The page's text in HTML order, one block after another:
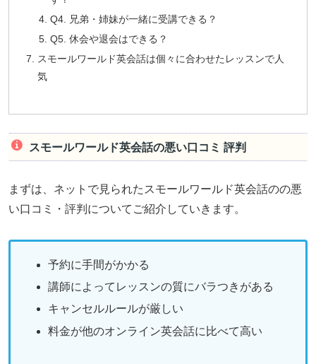
Q4. 兄弟・姉妹が一緒に受講できる？
Q5. 休会や退会はできる？
スモールワールド英会話は個々に合わせたレッスンで人
気
スモールワールド英会話の悪い口コミ 評判
まずは、ネットで見られたスモールワールド英会話のの悪
い口コミ・評判についてご紹介していきます。
予約に手間がかかる
講師によってレッスンの質にバラつきがある
キャンセルルールが厳しい
料金が他のオンライン英会話に比べて高い